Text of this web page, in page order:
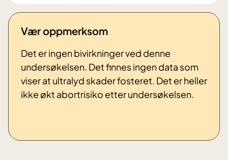
Vær oppmerksom
Det er ingen bivirkninger ved denne
undersøkelsen. Det finnes ingen data som
viser at ultralyd skader fosteret. Det er heller
ikke økt abortrisiko etter undersøkelsen.